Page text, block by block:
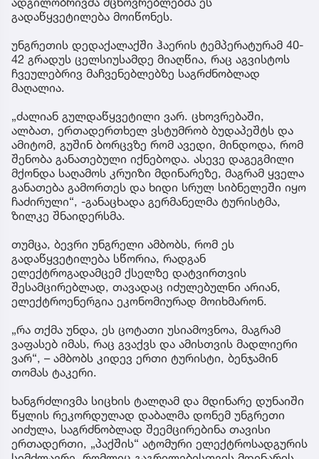
გადაწყვეტილება მოიწონეს.
უნგრეთის დედაქალაქში ჰაერის ტემპერატურამ 40-
42 გრადუს ცელსიუსამდე მიაღწია, რაც აგვისტოს
ჩვეულებრივ მაჩვენებლებზე საგრძნობლად
მაღალია.
„ძალიან გულდაწყვეტილი ვარ. ცხოვრებაში,
ალბათ, ერთადერთხელ ვსტუმრობ ბუდაპეშტს და
ამიტომ, გუშინ ბორცვზე რომ ავედი, მინდოდა, რომ
შენობა განათებული იქნებოდა. ასევე დაგეგმილი
მქონდა საღამოს კრუიზი მდინარეზე, მაგრამ ყველა
განათება გამორთეს და ხიდი სრულ სიბნელეში იყო
ჩაძირული“, -განაცხადა გერმანელმა ტურისტმა,
ზილკე შნაიდერსმა.
თუმცა, ბევრი უნგრელი ამბობს, რომ ეს
გადაწყვეტილება სწორია, რადგან
ელექტროგადამცემ ქსელზე დატვირთვის
შესამცირებლად, თავადაც იძულებულნი არიან,
ელექტროენერგია ეკონომიურად მოიხმარონ.
„რა თქმა უნდა, ეს ცოტათი უსიამოვნოა, მაგრამ
ვაფასებ იმას, რაც გვაქვს და ამისთვის მადლიერი
ვარ“, – ამბობს კიდევ ერთი ტურისტი, ბენჯამინ
თომას ტაკერი.
ხანგრძლივმა სიცხის ტალღამ და მდინარე დუნაიში
წყლის რეკორდულად დაბალმა დონემ უნგრეთი
აიძულა, საგრძნობლად შეემცირებინა თავისი
ერთადერთი, „პაქშის“ ატომური ელექტროსადგურის